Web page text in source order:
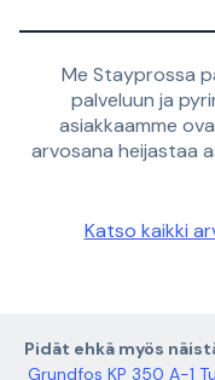
Me Stayprossa
palveluun ja
asiakkaamme
arvosana heijastaa
Katso kaikki
Pidät ehkä myös
Grundfos KP 350 A-1